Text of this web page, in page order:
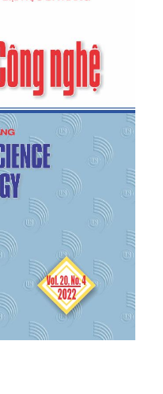
“Storage Size
Photovoltaic
on Sustainable Energy
L. “A Simple
Scale Battery Energy
under Dynamic
9, 12.
A. Khodaei, and H.
Operation of
Storage with Grid
2017, vol. 10, no. 11, p.
G. Yang, “A
Energy Storage
Grids With High PV
Grid, May 2014, vol.
and M. G. Simoes,
sizing and management
Distribution